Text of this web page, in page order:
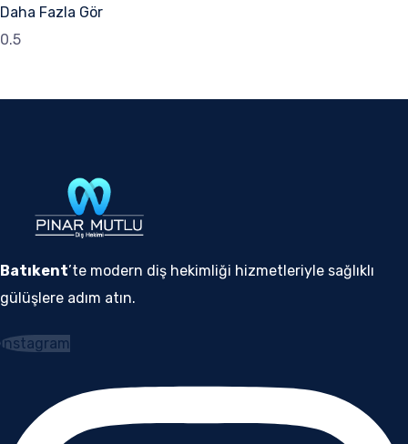
Daha Fazla Gör
Batıkent’te modern diş hekimliği hizmetleriyle sağlıklı
gülüşlere adım atın.
Instagram